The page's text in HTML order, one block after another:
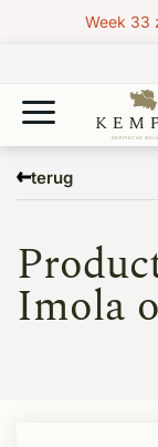
Week 33
terug
Imola
Imola